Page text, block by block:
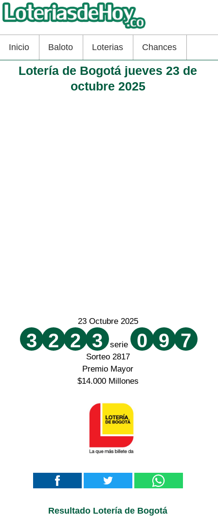
Inicio Baloto Loterias Chances
Lotería de Bogotá jueves 23 de
octubre 2025
23 Octubre 2025
3 2 2 3 serie 0 9 7
Sorteo 2817
Premio Mayor
$14.000 Millones
Resultado Lotería de Bogotá